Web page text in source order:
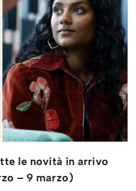
le novità in arrivo
– 9 marzo)